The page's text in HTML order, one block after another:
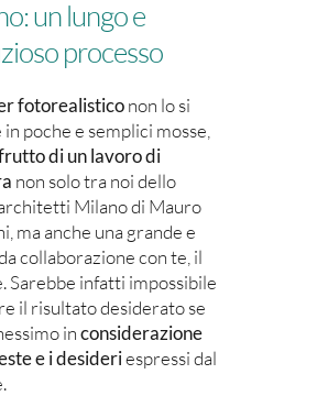
un lungo e
processo
fotorealisticonon lo si
poche e semplici mosse,
di un lavoro di
non solo tra noi dello
Milano di Mauro
ma anche una grande e
collaborazione con te, il
Sarebbe infatti impossibile
il risultato desiderato se
inconsiderazione
e i desideriespressi dal